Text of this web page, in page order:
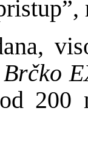
Brčko
200